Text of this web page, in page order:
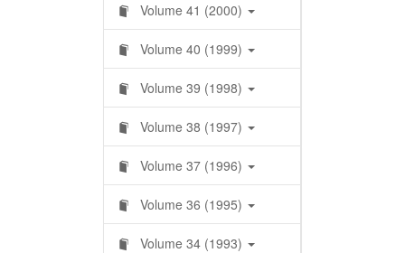
Volume 41 (2000)
Volume 40 (1999)
Volume 39 (1998)
Volume 38 (1997)
Volume 37 (1996)
Volume 36 (1995)
Volume 34 (1993)